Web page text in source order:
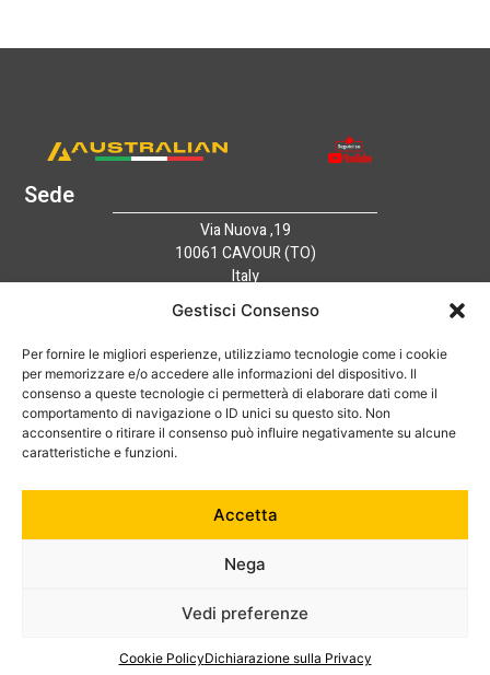
Gestisci Consenso
Per fornire le migliori esperienze, utilizziamo tecnologie come i cookie
per memorizzare e/o accedere alle informazioni del dispositivo. Il
consenso a queste tecnologie ci permetterà di elaborare dati come il
comportamento di navigazione o ID unici su questo sito. Non
acconsentire o ritirare il consenso può influire negativamente su alcune
caratteristiche e funzioni.
Accetta
Nega
Vedi preferenze
Cookie PolicyDichiarazione sulla Privacy
Sede
Via Nuova ,19
10061 CAVOUR (TO)
Italy
Azienda
Catalogo
Tecnologia
News
+39 0121 600752
info@australian-srl.com
© 2024 Australian Srl. P. IVA 07868050019. Tutti i diritti riservati.
Cookie Policy–Privacy Policy